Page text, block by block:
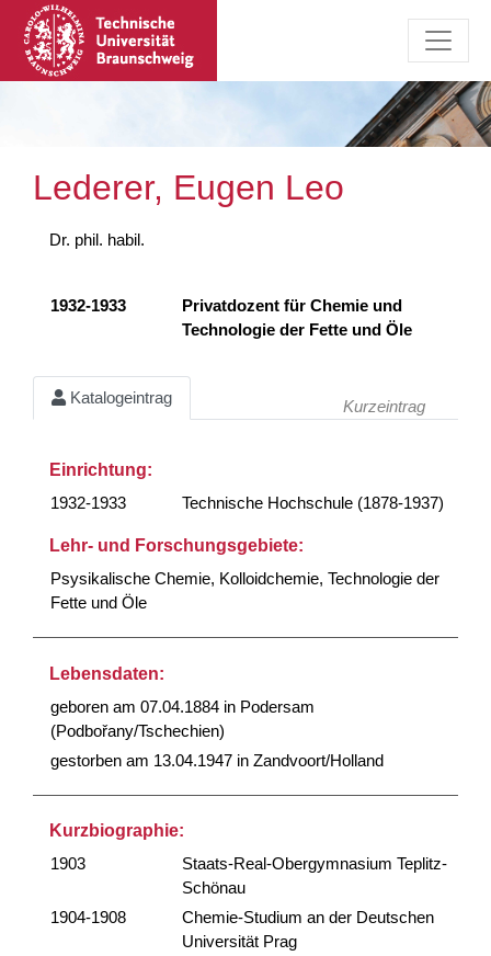
Lederer, Eugen Leo
Dr. phil. habil.
1932-1933
Privatdozent für Chemie und
Technologie der Fette und Öle
Katalogeintrag Kurzeintrag
Einrichtung:
1932-1933
Technische Hochschule (1878-1937)
Lehr- und Forschungsgebiete:
Psysikalische Chemie, Kolloidchemie, Technologie der
Fette und Öle
Lebensdaten:
geboren am 07.04.1884 in Podersam
(Podbořany/Tschechien)
gestorben am 13.04.1947 in Zandvoort/Holland
Kurzbiographie:
1903
Staats-Real-Obergymnasium Teplitz-
Schönau
1904-1908
Chemie-Studium an der Deutschen
Universität Prag